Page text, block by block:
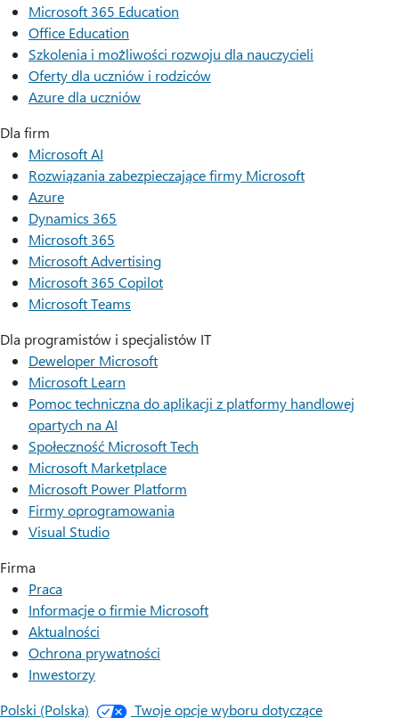
Microsoft 365 Education
Office Education
Szkolenia i możliwości rozwoju dla nauczycieli
Oferty dla uczniów i rodziców
Azure dla uczniów
Dla firm
Microsoft AI
Rozwiązania zabezpieczające firmy Microsoft
Azure
Dynamics 365
Microsoft 365
Microsoft Advertising
Microsoft 365 Copilot
Microsoft Teams
Dla programistów i specjalistów IT
Deweloper Microsoft
Microsoft Learn
Pomoc techniczna do aplikacji z platformy handlowej
opartych na AI
Społeczność Microsoft Tech
Microsoft Marketplace
Microsoft Power Platform
Firmy oprogramowania
Visual Studio
Firma
Praca
Informacje o firmie Microsoft
Aktualności
Ochrona prywatności
Inwestorzy
Polski (Polska)
Twoje opcje wyboru dotyczące